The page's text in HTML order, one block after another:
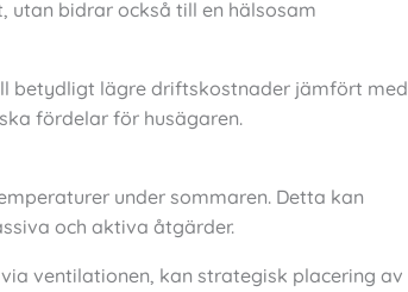
utan bidrar också till en hälsosam
betydligt lägre driftskostnader jämfört med
fördelar för husägaren.
under sommaren. Detta kan
och aktiva åtgärder.
ventilationen, kan strategisk placering av